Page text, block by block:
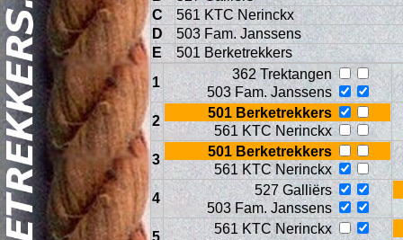
C
561 KTC Nerinckx
D
503 Fam. Janssens
E
501 Berketrekkers
1
362 Trektangen
503 Fam. Janssens
2
501 Berketrekkers
561 KTC Nerinckx
3
501 Berketrekkers
561 KTC Nerinckx
4
527 Galliërs
503 Fam. Janssens
5
561 KTC Nerinckx